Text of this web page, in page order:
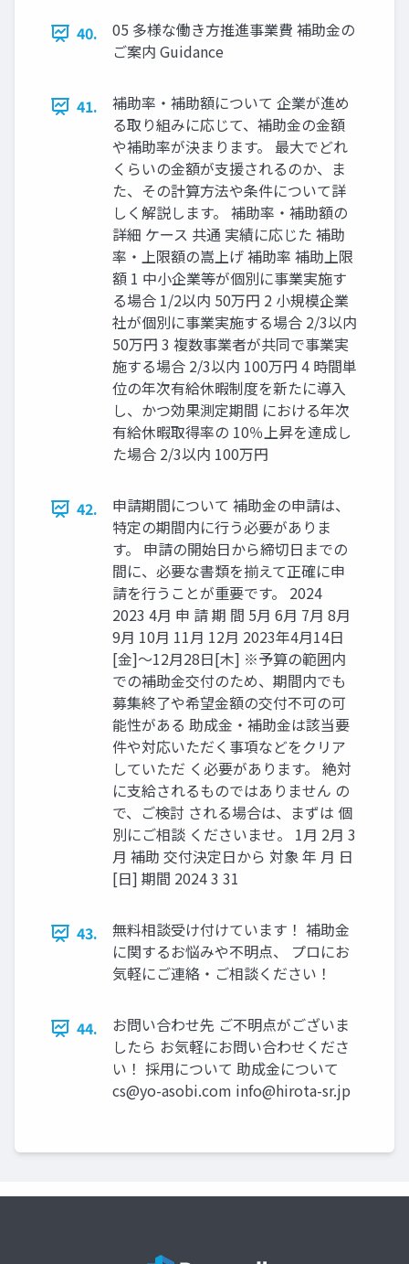
40.
05 多様な働き方推進事業費 補助金の
ご案内 Guidance
41.
補助率・補助額について 企業が進め
る取り組みに応じて、補助金の金額
や補助率が決まります。 最大でどれ
くらいの金額が支援されるのか、ま
た、その計算方法や条件について詳
しく解説します。 補助率・補助額の
詳細 ケース 共通 実績に応じた 補助
率・上限額の嵩上げ 補助率 補助上限
額 1 中小企業等が個別に事業実施す
る場合 1/2以内 50万円 2 小規模企業
社が個別に事業実施する場合 2/3以内
50万円 3 複数事業者が共同で事業実
施する場合 2/3以内 100万円 4 時間単
位の年次有給休暇制度を新たに導入
し、かつ効果測定期間 における年次
有給休暇取得率の 10％上昇を達成し
た場合 2/3以内 100万円
42.
申請期間について 補助金の申請は、
特定の期間内に行う必要がありま
す。 申請の開始日から締切日までの
間に、必要な書類を揃えて正確に申
請を行うことが重要です。 2024
2023 4月 申 請 期 間 5月 6月 7月 8月
9月 10月 11月 12月 2023年4月14日
[金]～12月28日[木] ※予算の範囲内
での補助金交付のため、期間内でも
募集終了や希望金額の交付不可の可
能性がある 助成金・補助金は該当要
件や対応いただく事項などをクリア
していただ く必要があります。 絶対
に支給されるものではありません の
で、ご検討 される場合は、まずは 個
別にご相談 くださいませ。 1月 2月 3
月 補助 交付決定日から 対象 年 月 日
[日] 期間 2024 3 31
43.
無料相談受け付けています！ 補助金
に関するお悩みや不明点、 プロにお
気軽にご連絡・ご相談ください！
44.
お問い合わせ先 ご不明点がございま
したら お気軽にお問い合わせくださ
い！ 採用について 助成金について
cs@yo-asobi.com info@hirota-sr.jp